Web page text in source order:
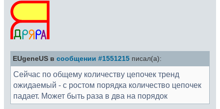
EUgeneUS в сообщении #1551215 писал(а):
Сейчас по общему количеству цепочек тренд
ожидаемый - с ростом порядка количество цепочек
падает. Может быть раза в два на порядок